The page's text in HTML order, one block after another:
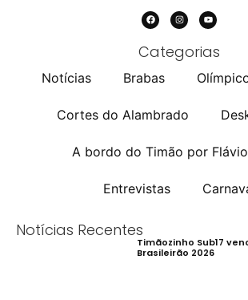
Categorias
Notícias Brabas
Cortes do Alambrado
A bordo do Timão por
Entrevistas
Notícias Recentes
Timãozinho Sub17
Brasileirão 2026